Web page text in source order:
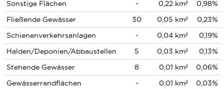
Sonstige Flächen
- 0,22 km²
0,98%
Fließende Gewässer
30 0,05 km²
0,23%
Schienenverkehrsanlagen
- 0,04 km²
0,19%
Halden/Deponien/Abbaustellen
5 0,03 km²
0,13%
Stehende Gewässer
8 0,01 km²
0,06%
Gewässerrandflächen
- 0,01 km²
0,03%